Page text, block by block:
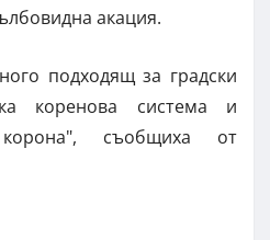
акация.
подходящ за градски
коренова система и
съобщиха от